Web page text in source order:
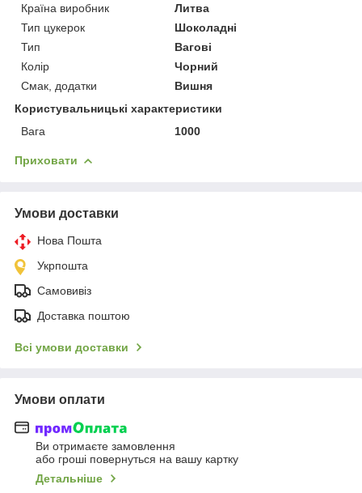
Країна виробник
Литва
Тип цукерок
Шоколадні
Тип
Вагові
Колір
Чорний
Смак, додатки
Вишня
Користувальницькі характеристики
Вага
1000
Приховати
Умови доставки
Нова Пошта
Укрпошта
Самовивіз
Доставка поштою
Всі умови доставки
Умови оплати
Ви отримаєте замовлення
або гроші повернуться на вашу картку
Детальніше